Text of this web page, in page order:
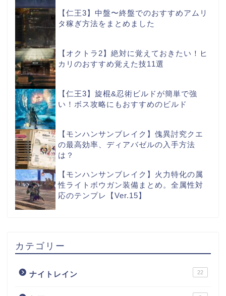
【仁王3】中盤〜終盤でのおすすめアムリ
タ稼ぎ方法をまとめました
【オクトラ2】絶対に覚えておきたい！ヒ
カリのおすすめ覚えた技11選
【仁王3】旋棍&忍術ビルドが簡単で強
い！ボス攻略にもおすすめのビルド
【モンハンサンブレイク】傀異討究クエ
の最高効率、ディアバゼルの入手方法
は？
【モンハンサンブレイク】火力特化の属
性ライトボウガン装備まとめ。全属性対
応のテンプレ【Ver.15】
カテゴリー
ナイトレイン 22